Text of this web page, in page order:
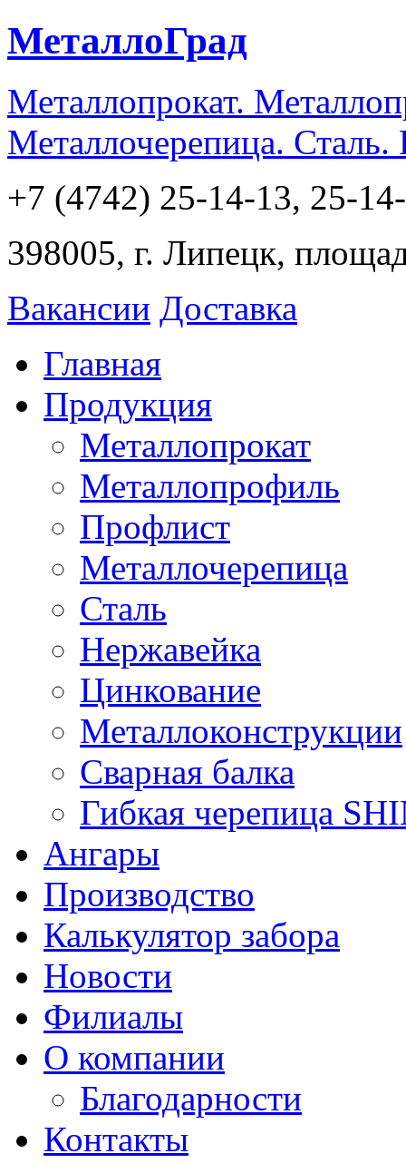
МеталлоГрад
Металлопрокат.
Металлочерепица.
+7 (4742) 25-14-13, 25-
398005, г. Липецк,
Вакансии Доставка
Главная
Продукция
Металлопрокат
Металлопрофиль
Профлист
Металлочерепица
Сталь
Нержавейка
Цинкование
Металлоконструкции
Сварная балка
Гибкая черепица
Ангары
Производство
Калькулятор забора
Новости
Филиалы
О компании
Благодарности
Контакты